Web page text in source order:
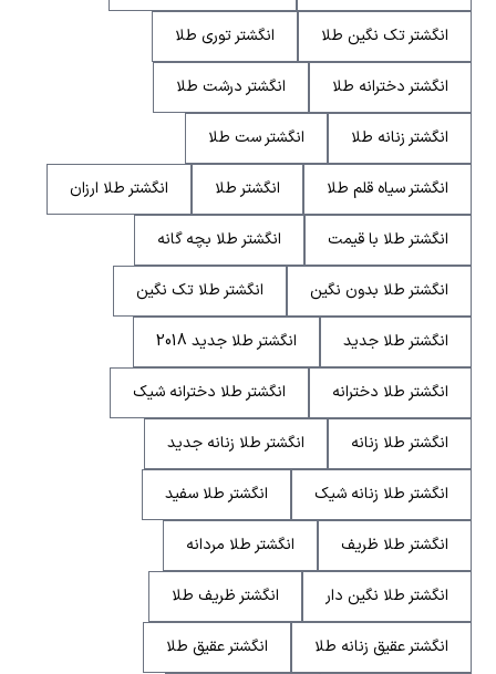
انگشتر تک نگین طلا انگشتر توری طلا
انگشتر دخترانه طلا انگشتر درشت طلا
انگشتر زنانه طلا انگشتر ست طلا
انگشتر سیاه قلم طلا انگشتر طلا انگشتر طلا ارزان
انگشتر طلا با قیمت انگشتر طلا بچه گانه
انگشتر طلا بدون نگین انگشتر طلا تک نگین
انگشتر طلا جدید انگشتر طلا جدید 2018
انگشتر طلا دخترانه انگشتر طلا دخترانه شیک
انگشتر طلا زنانه انگشتر طلا زنانه جدید
انگشتر طلا زنانه شیک انگشتر طلا سفید
انگشتر طلا ظریف انگشتر طلا مردانه
انگشتر طلا نگین دار انگشتر ظریف طلا
انگشتر عقیق زنانه طلا انگشتر عقیق طلا